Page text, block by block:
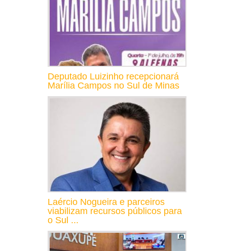
Deputado Luizinho recepcionará
Marília Campos no Sul de Minas
Laércio Nogueira e parceiros
viabilizam recursos públicos para
o Sul ...